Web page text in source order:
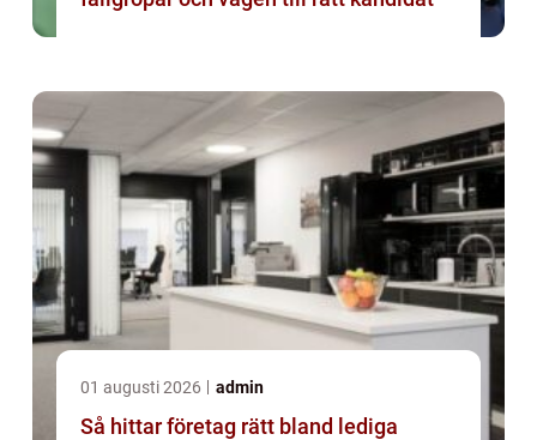
01 augusti 2026 admin
Så hittar företag rätt bland lediga